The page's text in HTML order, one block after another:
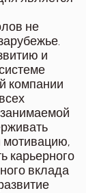
не
и
компании
мотивацию,
карьерного
вклада